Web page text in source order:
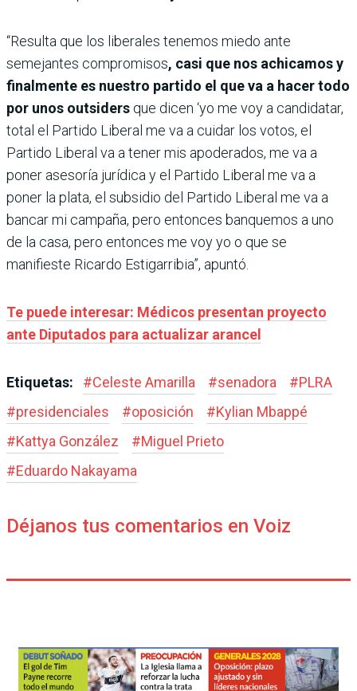
“Resulta que los liberales tenemos miedo ante
semejantes compromisos, casi que nos achicamos y
finalmente es nuestro partido el que va a hacer todo
por unos outsiders que dicen ‘yo me voy a candidatar,
total el Partido Liberal me va a cuidar los votos, el
Partido Liberal va a tener mis apoderados, me va a
poner asesoría jurídica y el Partido Liberal me va a
poner la plata, el subsidio del Partido Liberal me va a
bancar mi campaña, pero entonces banquemos a uno
de la casa, pero entonces me voy yo o que se
manifieste Ricardo Estigarribia”, apuntó.
Te puede interesar: Médicos presentan proyecto
ante Diputados para actualizar arancel
Etiquetas: #Celeste Amarilla #senadora #PLRA
#presidenciales #oposición #Kylian Mbappé
#Kattya González #Miguel Prieto
#Eduardo Nakayama
Déjanos tus comentarios en Voiz